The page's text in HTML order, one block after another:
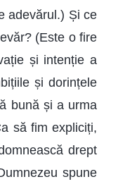
adevărul.) Și ce
(Este o fire
și intenție a
și dorințele
bună și a urma
să fim expliciți,
drept
spune